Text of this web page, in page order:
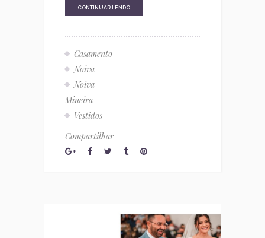
CONTINUAR LENDO
Casamento
Noiva
Noiva
Mineira
Vestidos
Compartilhar